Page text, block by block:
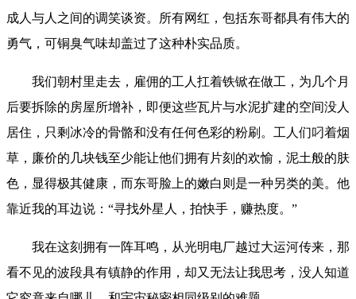
成人与人之间的调笑谈资。所有网红，包括东哥都具有伟大的
勇气，可铜臭气味却盖过了这种朴实品质。
我们朝村里走去，雇佣的工人扛着铁锨在做工，为几个月
后要拆除的房屋所增补，即便这些瓦片与水泥扩建的空间没人
居住，只剩冰冷的骨骼和没有任何色彩的粉刷。工人们叼着烟
草，廉价的几块钱至少能让他们拥有片刻的欢愉，泥土般的肤
色，显得极其健康，而东哥脸上的嫩白则是一种另类的美。他
靠近我的耳边说：“寻找外星人，拍快手，赚热度。”
我在这刻拥有一阵耳鸣，从光明电厂越过大运河传来，那
看不见的波段具有镇静的作用，却又无法让我思考，没人知道